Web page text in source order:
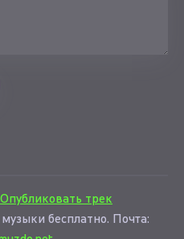
Опубликовать трек
бесплатно. Почта: